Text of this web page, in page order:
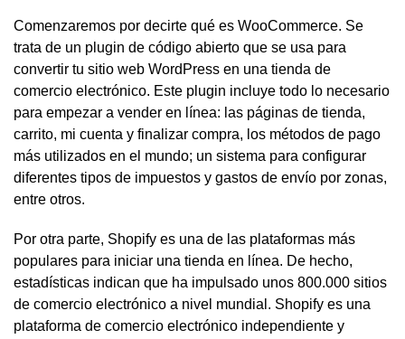
Comenzaremos por decirte qué es WooCommerce. Se
trata de un plugin de código abierto que se usa para
convertir tu sitio web WordPress en una tienda de
comercio electrónico. Este plugin incluye todo lo necesario
para empezar a vender en línea: las páginas de tienda,
carrito, mi cuenta y finalizar compra, los métodos de pago
más utilizados en el mundo; un sistema para configurar
diferentes tipos de impuestos y gastos de envío por zonas,
entre otros.
Por otra parte, Shopify es una de las plataformas más
populares para iniciar una tienda en línea. De hecho,
estadísticas indican que ha impulsado unos 800.000 sitios
de comercio electrónico a nivel mundial. Shopify es una
plataforma de comercio electrónico independiente y